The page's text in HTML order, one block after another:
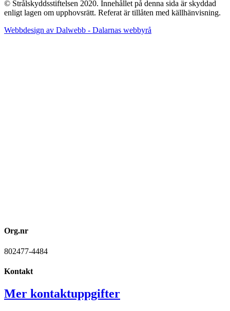
© Strålskyddsstiftelsen 2020. Innehållet på denna sida är skyddad
enligt lagen om upphovsrätt. Referat är tillåten med källhänvisning.
Webbdesign av Dalwebb - Dalarnas webbyrå
Org.nr
802477-4484
Kontakt
Mer kontaktuppgifter